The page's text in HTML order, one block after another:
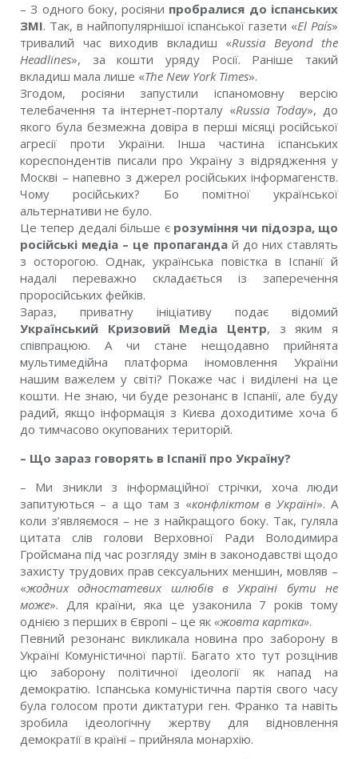
– З одного боку, росіяни пробралися до іспанських
ЗМІ. Так, в найпопулярнішої іспанської газети «El País»
тривалий час виходив вкладиш «Russia Beyond the
Headlines», за кошти уряду Росії. Раніше такий
вкладиш мала лише «The New York Times».
Згодом, росіяни запустили іспаномовну версію
телебачення та інтернет-порталу «Russia Today», до
якого була безмежна довіра в перші місяці російської
агресії проти України. Інша частина іспанських
кореспондентів писали про Україну з відрядження у
Москві – напевно з джерел російських інформагенств.
Чому російських? Бо помітної української
альтернативи не було.
Це тепер дедалі більше є розуміння чи підозра, що
російські медіа – це пропагандай до них ставлять
з осторогою. Однак, українська повістка в Іспанії й
надалі переважно складається із заперечення
проросійських фейків.
Зараз, приватну ініціативу подає відомий
Український Кризовий Медіа Центр, з яким я
співпрацюю. А чи стане нещодавно прийнята
мультимедійна платформа іномовлення України
нашим важелем у світі? Покаже час і виділені на це
кошти. Не знаю, чи буде резонанс в Іспанії, але буду
радий, якщо інформація з Києва доходитиме хоча б
до тимчасово окупованих територій.
– Що зараз говорять в Іспанії про Україну?
– Ми зникли з інформаційної стрічки, хоча люди
запитуються – а що там з «конфліктом в Україні». А
коли з’являємося – не з найкращого боку. Так, гуляла
цитата слів голови Верховної Ради Володимира
Гройсмана під час розгляду змін в законодавстві щодо
захисту трудових прав сексуальних меншин, мовляв –
«жодних одностатевих шлюбів в Україні бути не
може». Для країни, яка це узаконила 7 років тому
однією з перших в Європі – це як «жовта картка».
Певний резонанс викликала новина про заборону в
Україні Комуністичної партії. Багато хто тут розцінив
цю заборону політичної ідеології як напад на
демократію. Іспанська комуністична партія свого часу
була голосом проти диктатури ген. Франко та навіть
зробила ідеологічну жертву для відновлення
демократії в країні – прийняла монархію.